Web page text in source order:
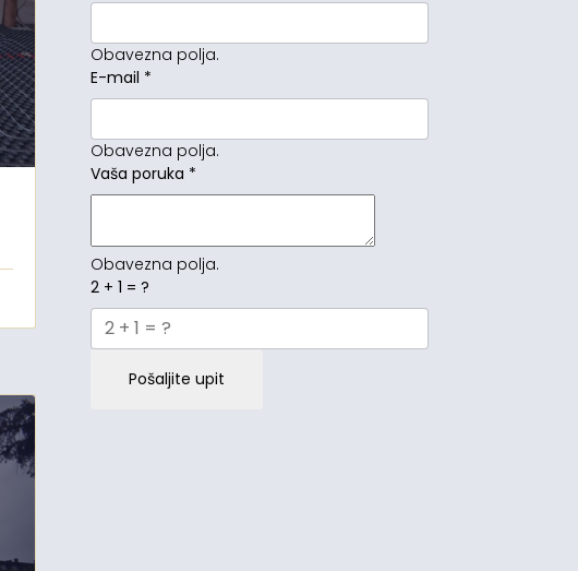
Obavezna polja.
E-mail *
Obavezna polja.
Vaša poruka *
Obavezna polja.
2 + 1 = ?
Pošaljite upit